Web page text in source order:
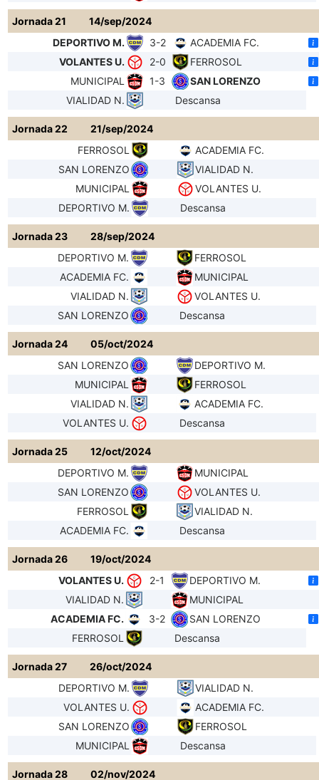
Jornada 21
14/sep/2024
DEPORTIVO M.
3-2
ACADEMIA FC.
VOLANTES U.
2-0
FERROSOL
MUNICIPAL
1-3
SAN LORENZO
VIALIDAD N.
Descansa
Jornada 22
21/sep/2024
FERROSOL
ACADEMIA FC.
SAN LORENZO
VIALIDAD N.
MUNICIPAL
VOLANTES U.
DEPORTIVO M.
Descansa
Jornada 23
28/sep/2024
DEPORTIVO M.
FERROSOL
ACADEMIA FC.
MUNICIPAL
VIALIDAD N.
VOLANTES U.
SAN LORENZO
Descansa
Jornada 24
05/oct/2024
SAN LORENZO
DEPORTIVO M.
MUNICIPAL
FERROSOL
VIALIDAD N.
ACADEMIA FC.
VOLANTES U.
Descansa
Jornada 25
12/oct/2024
DEPORTIVO M.
MUNICIPAL
SAN LORENZO
VOLANTES U.
FERROSOL
VIALIDAD N.
ACADEMIA FC.
Descansa
Jornada 26
19/oct/2024
VOLANTES U.
2-1
DEPORTIVO M.
VIALIDAD N.
MUNICIPAL
ACADEMIA FC.
3-2
SAN LORENZO
FERROSOL
Descansa
Jornada 27
26/oct/2024
DEPORTIVO M.
VIALIDAD N.
VOLANTES U.
ACADEMIA FC.
SAN LORENZO
FERROSOL
MUNICIPAL
Descansa
Jornada 28
02/nov/2024